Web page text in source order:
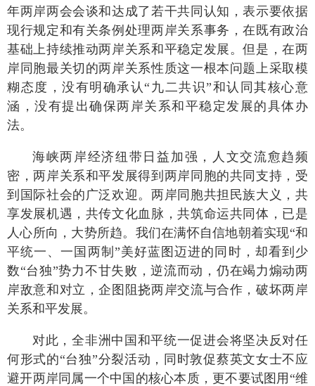
年两岸两会会谈和达成了若干共同认知，表示要依据
现行规定和有关条例处理两岸关系事务，在既有政治
基础上持续推动两岸关系和平稳定发展。但是，在两
岸同胞最关切的两岸关系性质这一根本问题上采取模
糊态度，没有明确承认“九二共识”和认同其核心意
涵，没有提出确保两岸关系和平稳定发展的具体办
法。
海峡两岸经济纽带日益加强，人文交流愈趋频
密，两岸关系和平发展得到两岸同胞的共同支持，受
到国际社会的广泛欢迎。两岸同胞共担民族大义，共
享发展机遇，共传文化血脉，共筑命运共同体，已是
人心所向，大势所趋。我们在满怀自信地朝着实现“和
平统一、一国两制”美好蓝图迈进的同时，却看到少
数“台独”势力不甘失败，逆流而动，仍在竭力煽动两
岸敌意和对立，企图阻挠两岸交流与合作，破坏两岸
关系和平发展。
对此，全非洲中国和平统一促进会将坚决反对任
何形式的“台独”分裂活动，同时敦促蔡英文女士不应
避开两岸同属一个中国的核心本质，更不要试图用“维